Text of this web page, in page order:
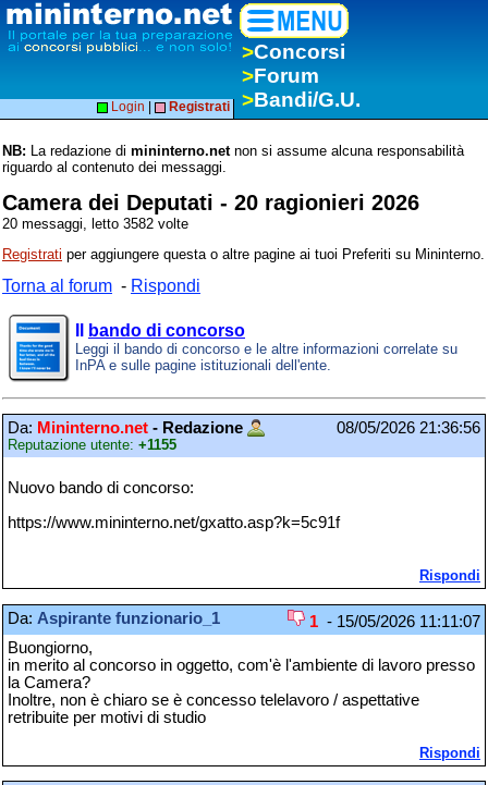
>Concorsi
>Forum
>Bandi/G.U.
Login Registrati
NB: La redazione di mininterno.netnon si assume alcuna responsabilità
riguardo al contenuto dei messaggi.
Camera dei Deputati - 20 ragionieri 2026
20 messaggi, letto 3582 volte
Registrati per aggiungere questa o altre pagine ai tuoi Preferiti su Mininterno.
Torna al forum - Rispondi
bando di concorso
Leggi il bando di concorso e le altre informazioni correlate su
InPA e sulle pagine istituzionali dell'ente.
Da: Mininterno.net - Redazione
Reputazione utente: +1155
08/05/2026 21:36:56
Nuovo bando di concorso:
https://www.mininterno.net/gxatto.asp?k=5c91f
Rispondi
Da: Aspirante funzionario_1 1 - 15/05/2026 11:11:07
Buongiorno,
in merito al concorso in oggetto, com'è l'ambiente di lavoro presso
la Camera?
Inoltre, non è chiaro se è concesso telelavoro / aspettative
retribuite per motivi di studio
Rispondi